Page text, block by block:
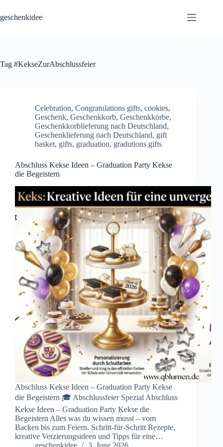
content
geschenkidee
Tag #KekseZurAbschlussfeier
Celebration, Congratulations gifts, cookies,
Geschenk, Geschenkkorb, Geschenkkörbe,
Geschenkkorblieferung nach Deutschland,
Geschenklieferung nach Deutschland, gift
basket, gifts, graduation, gradutions gifts
Abschluss Kekse Ideen – Graduation Party Kekse
die Begeistern
Abschluss Kekse Ideen – Graduation Party Kekse
die Begeistern 🎓 Abschlussfeier Spezial Abschluss
Kekse Ideen – Graduation Party Kekse die
Begeistern Alles was du wissen musst – vom
Backen bis zum Feiern. Schritt-für-Schritt Rezepte,
kreative Verzierungsideen und Tipps für eine…
geschenkidee
3. June 2026